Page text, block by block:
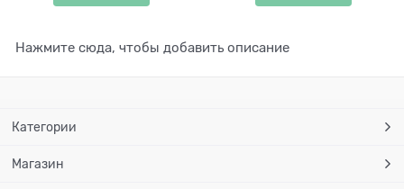
Нажмите сюда, чтобы добавить описание
Категории
Магазин